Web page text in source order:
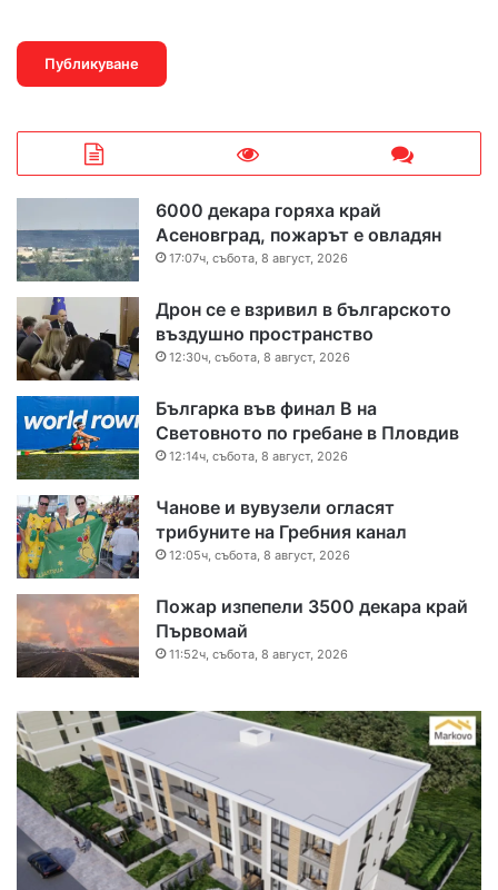
6000 декара горяха край
Асеновград, пожарът е овладян
17:07ч, събота, 8 август, 2026
Дрон се е взривил в българското
въздушно пространство
12:30ч, събота, 8 август, 2026
Българка във финал B на
Световното по гребане в Пловдив
12:14ч, събота, 8 август, 2026
Чанове и вувузели огласят
трибуните на Гребния канал
12:05ч, събота, 8 август, 2026
Пожар изпепели 3500 декара край
Първомай
11:52ч, събота, 8 август, 2026